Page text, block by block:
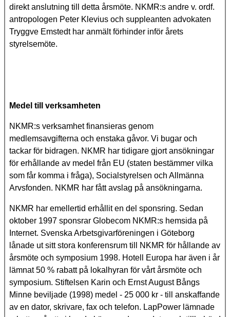
direkt anslutning till detta årsmöte. NKMR:s andre v. ordf.
antropologen Peter Klevius och suppleanten advokaten
Tryggve Emstedt har anmält förhinder inför årets
styrelsemöte.
Medel till verksamheten
NKMR:s verksamhet finansieras genom
medlemsavgifterna och enstaka gåvor. Vi bugar och
tackar för bidragen. NKMR har tidigare gjort ansökningar
för erhållande av medel från EU (staten bestämmer vilka
som får komma i fråga), Socialstyrelsen och Allmänna
Arvsfonden. NKMR har fått avslag på ansökningarna.
NKMR har emellertid erhållit en del sponsring. Sedan
oktober 1997 sponsrar Globecom NKMR:s hemsida på
Internet. Svenska Arbetsgivarföreningen i Göteborg
lånade ut sitt stora konferensrum till NKMR för hållande av
årsmöte och symposium 1998. Hotell Europa har även i år
lämnat 50 % rabatt på lokalhyran för vårt årsmöte och
symposium. Stiftelsen Karin och Ernst August Bångs
Minne beviljade (1998) medel - 25 000 kr - till anskaffande
av en dator, skrivare, fax och telefon. LapPower lämnade